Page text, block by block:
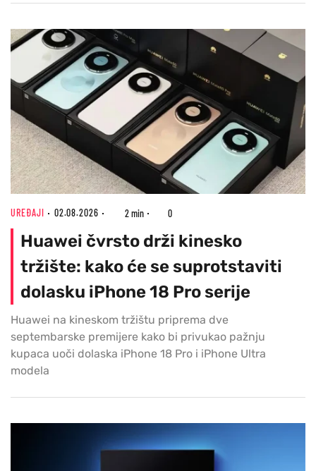
UREĐAJI 02.08.2026 2 min 0
Huawei čvrsto drži kinesko
tržište: kako će se suprotstaviti
dolasku iPhone 18 Pro serije
Huawei na kineskom tržištu priprema dve
septembarske premijere kako bi privukao pažnju
kupaca uoči dolaska iPhone 18 Pro i iPhone Ultra
modela